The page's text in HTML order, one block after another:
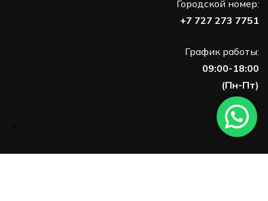
Городской номер:
+7 727 273 7751
График работы:
09:00-18:00
(Пн-Пт)